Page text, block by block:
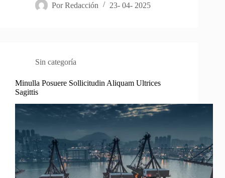
Por Redacción 23- 04- 2025
Sin categoría
Minulla Posuere Sollicitudin Aliquam Ultrices
Sagittis